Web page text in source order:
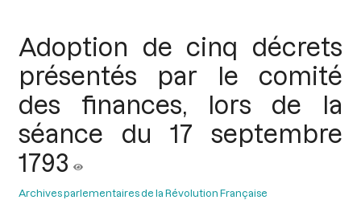
Adoption de cinq décrets
présentés par le comité
des finances, lors de la
séance du 17 septembre
1793
Archives parlementaires de la Révolution Française